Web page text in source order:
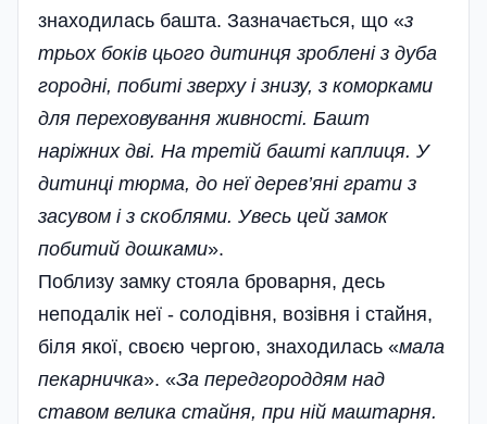
знаходилась башта. Зазнача­ється, що «з
трьох боків цього дитинця зроблені з дуба
городні, побиті зверху і знизу, з коморками
для переховування живності. Башт
наріжних дві. На третій башті каплиця. У
дитинц­і тюрма, до неї дерев’яні грати з
засувом і з скоблями. Увесь цей замок
побитий дошками».
Поблизу замку стояла броварня, десь
неподалік неї - солодівня, возівня і стайня,
біля якої, своєю чергою, знаходилась «мала
пекарничка». «За передгороддям над
ставом велика стайня, при ній маштарня.